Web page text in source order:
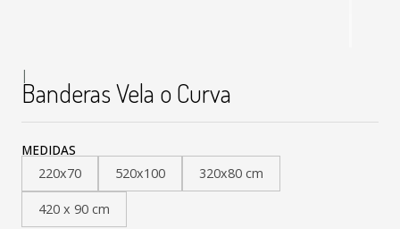
|
Banderas Vela o Curva
MEDIDAS
220x70
520x100 320x80 cm
420 x 90 cm